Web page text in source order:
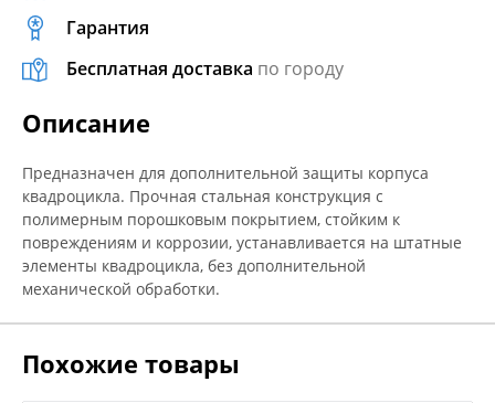
Гарантия
Бесплатная доставка по городу
Описание
Предназначен для дополнительной защиты корпуса
квадроцикла. Прочная стальная конструкция с
полимерным порошковым покрытием, стойким к
повреждениям и коррозии, устанавливается на штатные
элементы квадроцикла, без дополнительной
механической обработки.
Похожие товары